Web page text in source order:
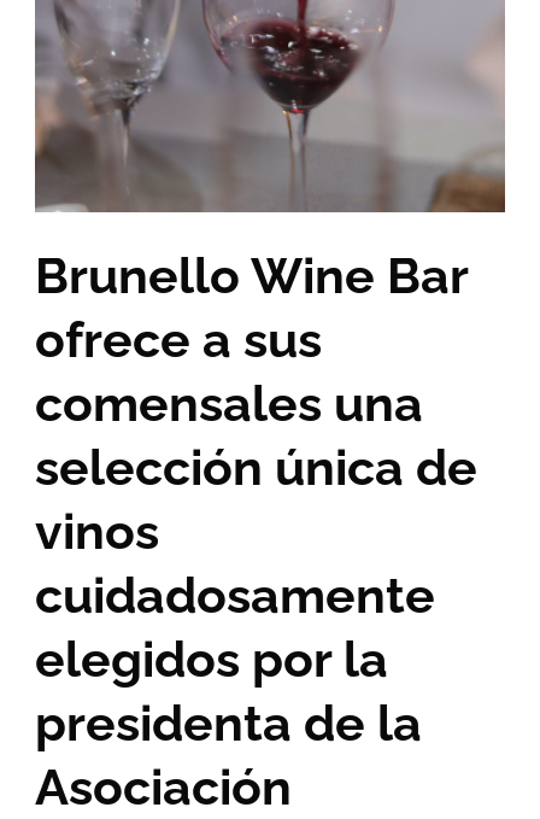
Brunello Wine Bar
ofrece a sus
comensales una
selección única de
vinos
cuidadosamente
elegidos por la
presidenta de la
Asociación